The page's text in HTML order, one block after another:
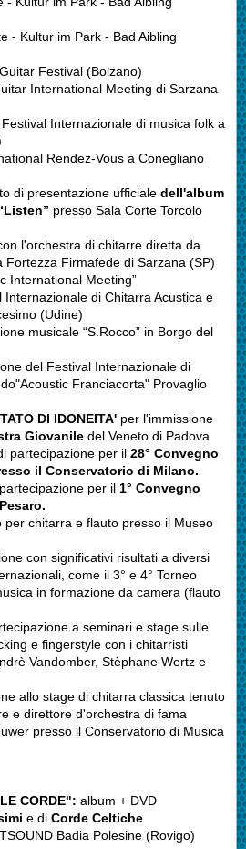
- Kultur im Park - Bad Aibling
Festival (Bolzano)
International Meeting di Sarzana
Internazionale di musica folk a
Rendez-Vous a Conegliano
di presentazione ufficiale dell'album
presso Sala Corte Torcolo
l'orchestra di chitarre diretta da
Fortezza Firmafede di Sarzana (SP)
International Meeting”
di Chitarra Acustica e
(Udine)
musicale “S.Rocco” in Borgo del
del Festival Internazionale di
Franciacorta" Provaglio
DI IDONEITA'per l'immissione
Giovanile del Veneto di Padova
partecipazione per il 28° Convegno
il Conservatorio di Milano.
per il 1° Convegno
per chitarra e flauto presso il Museo
con significativi risultati a diversi
come il 3° e 4° Torneo
in formazione da camera (flauto
a seminari e stage sulle
e fingerstyle con i chitarristi
Vandomber, Stèphane Wertz e
allo stage di chitarra classica tenuto
e direttore d'orchestra di fama
presso il Conservatorio di Musica
CORDE": album + DVD
e di Corde Celtiche
Badia Polesine (Rovigo)